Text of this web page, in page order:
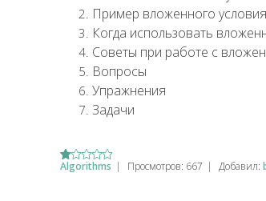
Пример вложенного условия
Когда использовать
Советы при работе с
Вопросы
Упражнения
Задачи
Algorithms | Просмотров: 667 | Добавил: